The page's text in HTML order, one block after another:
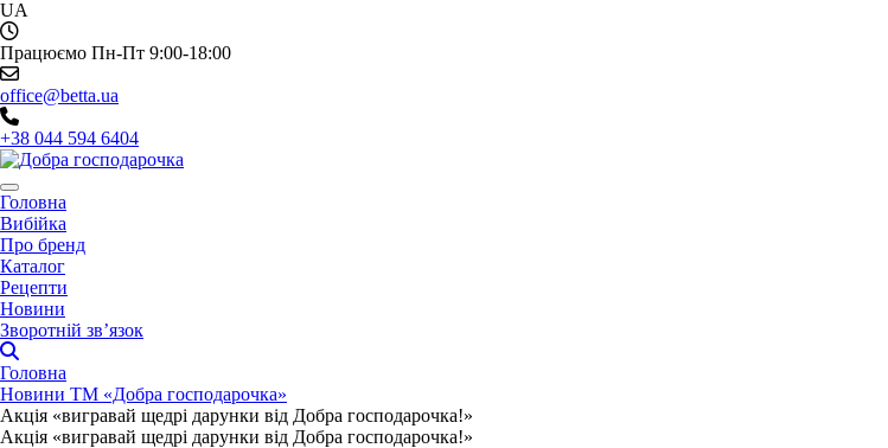
UA
Працюємо Пн-Пт 9:00-18:00
office@betta.ua
+38 044 594 6404
Головна
Вибійка
Про бренд
Каталог
Рецепти
Новини
Зворотній зв’язок
Головна
Новини ТМ «Добра господарочка»
Акція «вигравай щедрі дарунки від Добра господарочка!»
Акція «вигравай щедрі дарунки від Добра господарочка!»